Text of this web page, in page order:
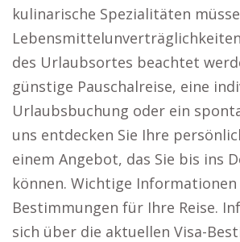
kulinarische Spezialitäten
des Urlaubsortes beachtet
günstige Pauschalreise, eine
Urlaubsbuchung oder ein
uns entdecken Sie Ihre
einem Angebot, das Sie bis ins
können. Wichtige Informationen
Bestimmungen für Ihre Reise.
sich über die aktuellen Visa-